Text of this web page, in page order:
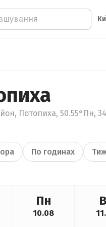
Потопиха, 50.55°Пн,
По годинах
Пн
10.08